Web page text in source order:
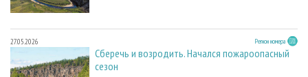
27.05.2026 Регион номера
Сберечь и возродить. Начался пожароопасный
сезон